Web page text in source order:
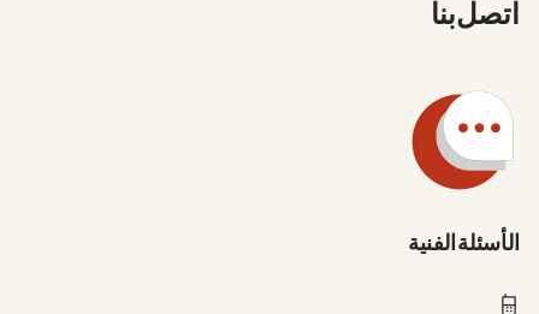
اتصل بنا
الأسئلة الفنية